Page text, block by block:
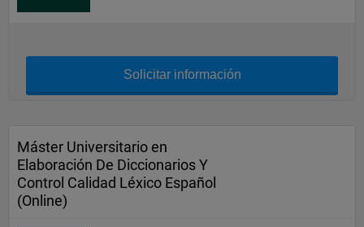
Solicitar información
Máster Universitario en
Elaboración De Diccionarios Y
Control Calidad Léxico Español
(Online)